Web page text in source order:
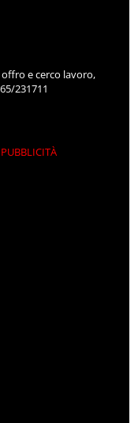
e cerco lavoro,
231711